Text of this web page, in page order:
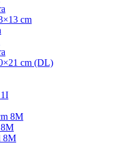
cm
cm (DL)
8M
8M